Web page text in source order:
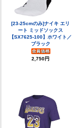
[23-25cmのみ]ナイキ エリ
ート ミッドソックス
【SX7625-100】ホワイト／
ブラック
2,750円